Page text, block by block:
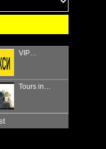
VIP…
Tours in…